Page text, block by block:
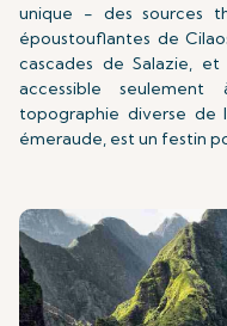
unique - des sources
époustouflantes de
cascades de Salazie,
accessible
topographie diverse de
émeraude, est un festin